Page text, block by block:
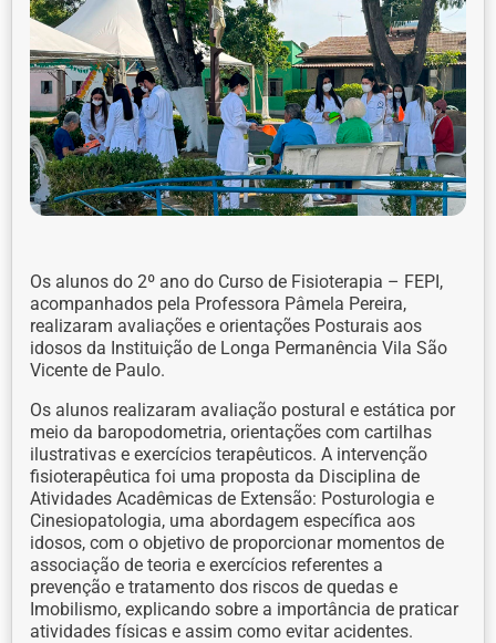
Os alunos do 2º ano do Curso de Fisioterapia – FEPI,
acompanhados pela Professora Pâmela Pereira,
realizaram avaliações e orientações Posturais aos
idosos da Instituição de Longa Permanência Vila São
Vicente de Paulo.
Os alunos realizaram avaliação postural e estática por
meio da baropodometria, orientações com cartilhas
ilustrativas e exercícios terapêuticos. A intervenção
fisioterapêutica foi uma proposta da Disciplina de
Atividades Acadêmicas de Extensão: Posturologia e
Cinesiopatologia, uma abordagem específica aos
idosos, com o objetivo de proporcionar momentos de
associação de teoria e exercícios referentes a
prevenção e tratamento dos riscos de quedas e
Imobilismo, explicando sobre a importância de praticar
atividades físicas e assim como evitar acidentes.